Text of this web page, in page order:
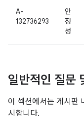
A-
132736293
안
정
성
일반적인 질문
이 섹션에서는 게시판
시합니다.